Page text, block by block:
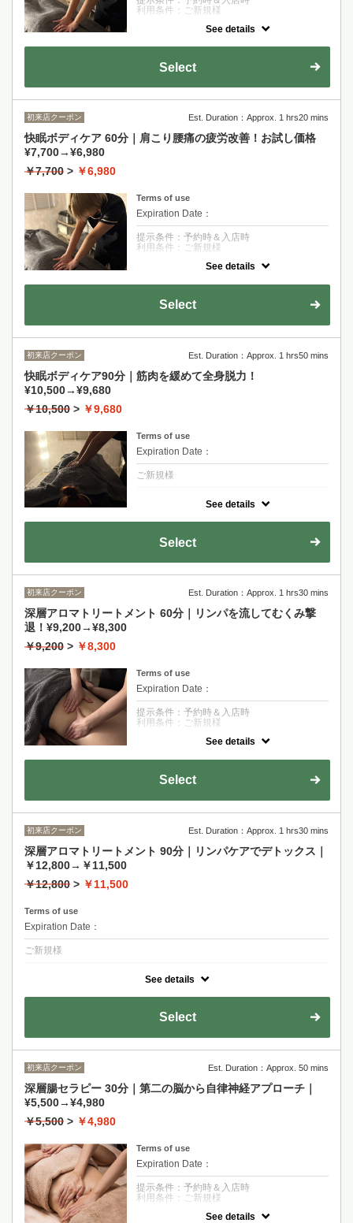
利用条件：ご新規様
【サクッと疲れをほぐしたい方へ】揉みほぐ
し、休める身体づくりを目指します♪ お着
See details
Select
初来店クーポン Est. Duration：Approx. 1 hrs20 mins
快眠ボディケア 60分｜肩こり腰痛の疲労改善！お試し価格
¥7,700→¥6,980
￥7,700 > ￥6,980
Terms of use
Expiration Date：
提示条件：予約時＆入店時
利用条件：ご新規様
【眠れるカラダを取り戻したい方へ】揉みほ
ぐしボディケア快眠60分コース。筋肉をほぐ
し、休める身体づくりを目指します♪
See details
Select
初来店クーポン Est. Duration：Approx. 1 hrs50 mins
快眠ボディケア90分｜筋肉を緩めて全身脱力！
¥10,500→¥9,680
￥10,500 > ￥9,680
Terms of use
Expiration Date：
ご新規様
筋肉を緩め、より深い眠りへのリラクゼーシ
See details
Select
初来店クーポン Est. Duration：Approx. 1 hrs30 mins
深層アロマトリートメント 60分｜リンパを流してむくみ撃
退！¥9,200→¥8,300
￥9,200 > ￥8,300
Terms of use
Expiration Date：
提示条件：予約時＆入店時
利用条件：ご新規様
当店イチオシの深層アロマトリートメントの
お試し60分コースです！迷われている方は是
非ご選択くださいませ♪ ¥9,200→¥8,300
See details
Select
初来店クーポン Est. Duration：Approx. 1 hrs30 mins
深層アロマトリートメント 90分｜リンパケアでデトックス｜
￥12,800→￥11,500
￥12,800 > ￥11,500
Terms of use
Expiration Date：
ご新規様
で、老廃物をしっかり押し流して、心身ともにリラックス♪
See details
Select
初来店クーポン Est. Duration：Approx. 50 mins
深層腸セラピー 30分｜第二の脳から自律神経アプローチ｜
¥5,500→¥4,980
￥5,500 > ￥4,980
Terms of use
Expiration Date：
提示条件：予約時＆入店時
利用条件：ご新規様
See details